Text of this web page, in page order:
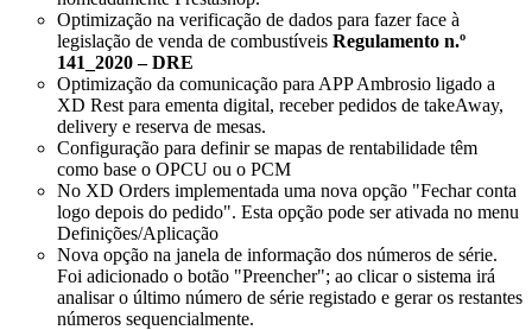
Optimização na verificação de dados para fazer face à
legislação de venda de combustíveis Regulamento n.º
141_2020 – DRE
Optimização da comunicação para APP Ambrosio ligado a
XD Rest para ementa digital, receber pedidos de takeAway,
delivery e reserva de mesas.
Configuração para definir se mapas de rentabilidade têm
como base o OPCU ou o PCM
No XD Orders implementada uma nova opção "Fechar conta
logo depois do pedido". Esta opção pode ser ativada no menu
Definições/Aplicação
Nova opção na janela de informação dos números de série.
Foi adicionado o botão "Preencher"; ao clicar o sistema irá
analisar o último número de série registado e gerar os restantes
números sequencialmente.